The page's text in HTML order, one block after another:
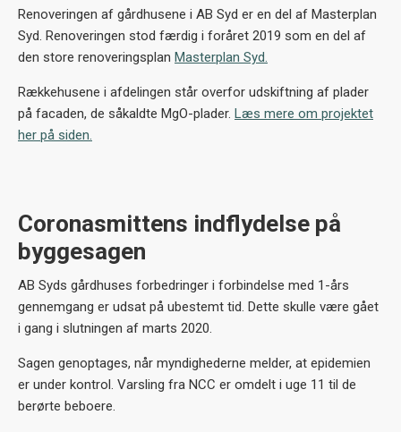
Renoveringen af gårdhusene i AB Syd er en del af Masterplan
Syd. Renoveringen stod færdig i foråret 2019 som en del af
den store renoveringsplan Masterplan Syd.
Rækkehusene i afdelingen står overfor udskiftning af plader
på facaden, de såkaldte MgO-plader. Læs mere om projektet
her på siden.
Coronasmittens indflydelse på
byggesagen
AB Syds gårdhuses forbedringer i forbindelse med 1-års
gennemgang er udsat på ubestemt tid. Dette skulle være gået
i gang i slutningen af marts 2020.
Sagen genoptages, når myndighederne melder, at epidemien
er under kontrol. Varsling fra NCC er omdelt i uge 11 til de
berørte beboere.